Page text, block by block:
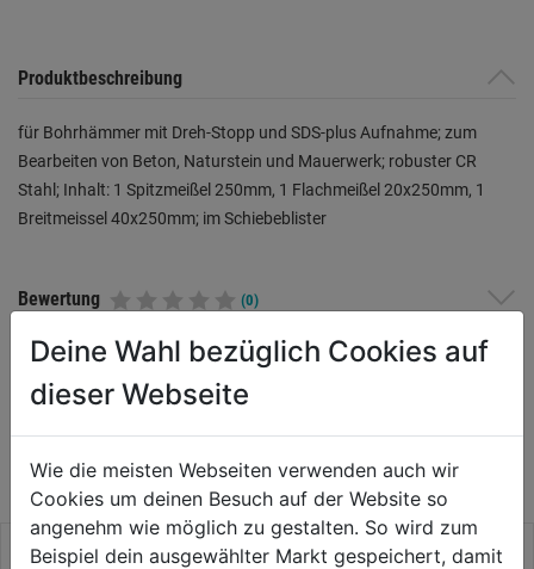
Produktbeschreibung
für Bohrhämmer mit Dreh-Stopp und SDS-plus Aufnahme; zum
Bearbeiten von Beton, Naturstein und Mauerwerk; robuster CR
Stahl; Inhalt: 1 Spitzmeißel 250mm, 1 Flachmeißel 20x250mm, 1
Breitmeissel 40x250mm; im Schiebeblister
Bewertung (0)
WEITERE PRODUKTE AUS DIESER
Deine Wahl bezüglich Cookies auf
dieser Webseite
Wie die meisten Webseiten verwenden auch wir
Cookies um deinen Besuch auf der Website so
angenehm wie möglich zu gestalten. So wird zum
Beispiel dein ausgewählter Markt gespeichert, damit